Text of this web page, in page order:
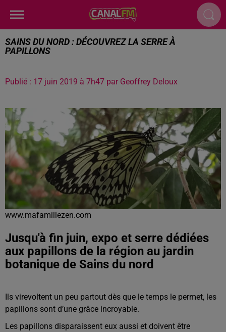
SAINS DU NORD : DÉCOUVREZ LA SERRE À
PAPILLONS
Publié : 17 juin 2019 à 7h47 par Geoffrey Deloux
www.mafamillezen.com
Jusqu'à fin juin, expo et serre dédiées
aux papillons de la région au jardin
botanique de Sains du nord
Ils virevoltent un peu partout dès que le temps le permet, les
papillons sont d’une grâce incroyable.
Les papillons disparaissent eux aussi et doivent être